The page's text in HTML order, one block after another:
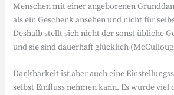
Menschen mit einer angeborenen
als ein Geschenk ansehen und nicht für
Deshalb stellt sich nicht der sonst übliche
und sie sind dauerhaft glücklich
Dankbarkeit ist aber auch eine
selbst Einfluss nehmen kann. Es wurde viel